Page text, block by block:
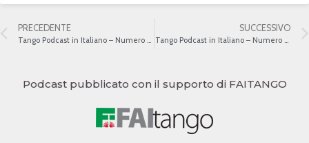
PRECEDENTE SUCCESSIVO
Podcast pubblicato con il supporto di FAITANGO